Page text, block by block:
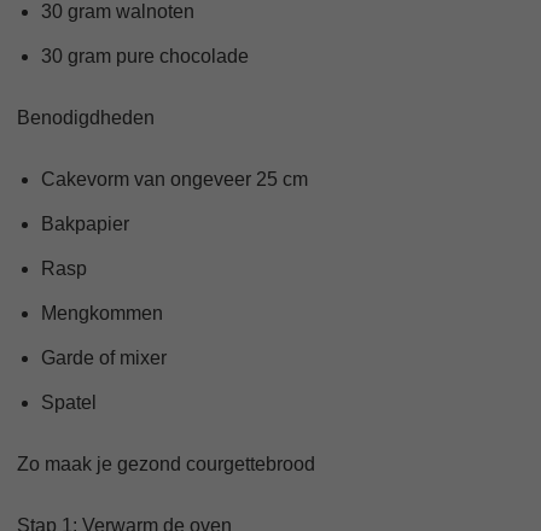
30 gram walnoten
30 gram pure chocolade
Benodigdheden
Cakevorm van ongeveer 25 cm
Bakpapier
Rasp
Mengkommen
Garde of mixer
Spatel
Zo maak je gezond courgettebrood
Stap 1: Verwarm de oven